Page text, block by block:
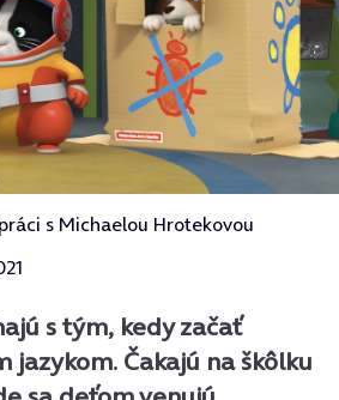
s Michaelou Hrotekovou
s tým, kedy začať
jazykom. Čakajú na škôlku